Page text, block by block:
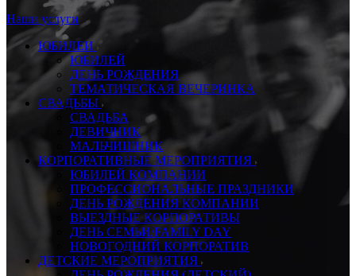
Наши услуги
ЮБИЛЕИ
ЮБИЛЕЙ
ДЕНЬ РОЖДЕНИЯ
ТЕМАТИЧЕСКАЯ ВЕЧЕРИНКА
СВАДЬБЫ
СВАДЬБА
ДЕВИЧНИК
МАЛЬЧИШНИК
КОРПОРАТИВНЫЕ МЕРОПРИЯТИЯ
ЮБИЛЕЙ КОМПАНИИ
ПРОФЕССИОНАЛЬНЫЕ ПРАЗДНИКИ
ДЕНЬ РОЖДЕНИЯ КОМПАНИИ
ВЫЕЗДНЫЕ КОРПОРАТИВЫ
ДЕНЬ СЕМЬИ/FAMILY DAY
НОВОГОДНИЙ КОРПОРАТИВ
ДЕТСКИЕ МЕРОПРИЯТИЯ